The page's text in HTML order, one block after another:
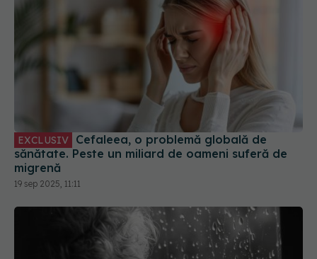
EXCLUSIV Cefaleea, o problemă globală de
sănătate. Peste un miliard de oameni suferă de
migrenă
19 sep 2025, 11:11